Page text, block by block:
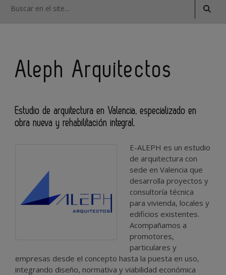
Aleph Arquitectos
Estudio de arquitectura en Valencia, especializado en
obra nueva y rehabilitación integral.
E-ALEPH es un estudio
de arquitectura con
sede en Valencia que
desarrolla proyectos y
consultoría técnica
para vivienda, locales y
edificios existentes.
Acompañamos a
promotores,
particulares y
empresas desde el concepto hasta la puesta en uso,
integrando diseño, normativa y viabilidad económica